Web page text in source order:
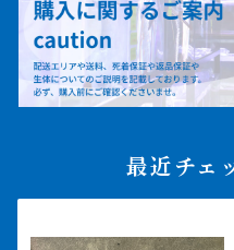
最近チェ